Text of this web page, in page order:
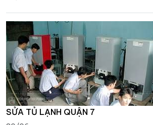
SỬA TỦ LẠNH QUẬN 7